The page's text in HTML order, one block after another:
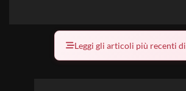
Leggi gli articoli più recenti di